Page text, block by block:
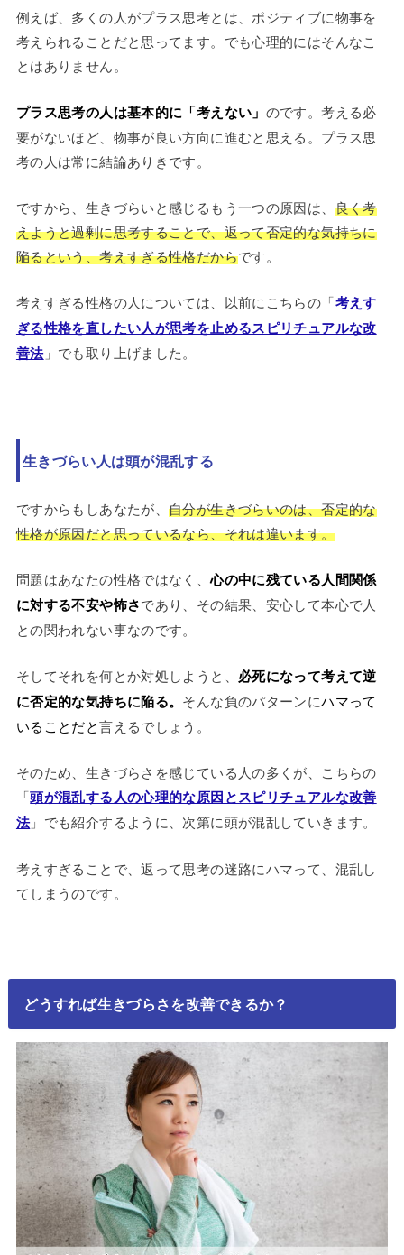
例えば、多くの人がプラス思考とは、ポジティブに物事を
考えられることだと思ってます。でも心理的にはそんなこ
とはありません。
プラス思考の人は基本的に「考えない」 のです。考える必
要がないほど、物事が良い方向に進むと思える。プラス思
考の人は常に結論ありきです。
ですから、生きづらいと感じるもう一つの原因は、 良く考
えようと過剰に思考することで、返って否定的な気持ちに
陥るという、考えすぎる性格だからです。
考えすぎる性格の人については、以前にこちらの「考えす
ぎる性格を直したい人が思考を止めるスピリチュアルな改
善法」でも取り上げました。
生きづらい人は頭が混乱する
ですからもしあなたが、自分が生きづらいのは、否定的な
性格が原因だと思っているなら、それは違います。
問題はあなたの性格ではなく、心の中に残ている人間関係
に対する不安や怖さであり、その結果、安心して本心で人
との関われない事なのです。
そしてそれを何とか対処しようと、 必死になって考えて逆
に否定的な気持ちに陥る。 そんな負のパターンにハマって
いることだと言えるでしょう。
そのため、生きづらさを感じている人の多くが、こちらの
「頭が混乱する人の心理的な原因とスピリチュアルな改善
法」でも紹介するように、次第に頭が混乱していきます。
考えすぎることで、返って思考の迷路にハマって、混乱し
てしまうのです。
どうすれば生きづらさを改善できるか？